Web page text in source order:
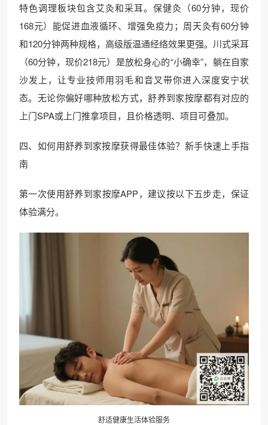
特色调理板块包含艾灸和采耳。保健灸（60分钟，现价
168元）能促进血液循环、增强免疫力；周天灸有60分钟
和120分钟两种规格，高级版温通经络效果更强。川式采耳
（60分钟，现价218元）是放松身心的“小确幸”，躺在自家
沙发上，让专业技师用羽毛和音叉带你进入深度安宁状
态。无论你偏好哪种放松方式，舒养到家按摩都有对应的
上门SPA或上门推拿项目，且价格透明、项目可叠加。
四、如何用舒养到家按摩获得最佳体验？新手快速上手指
南
第一次使用舒养到家按摩APP，建议按以下五步走，保证
体验满分。
舒适健康生活体验服务